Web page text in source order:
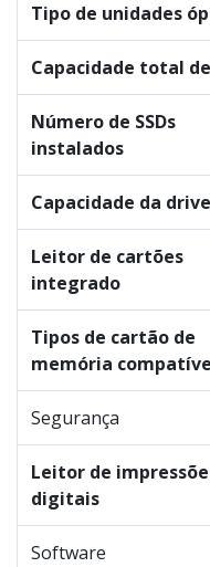
Tipo de unidades
Capacidade total de
Número de SSDs
instalados
Capacidade da drive
Leitor de cartões
integrado
Tipos de cartão de
memória
Segurança
Leitor de
digitais
Software